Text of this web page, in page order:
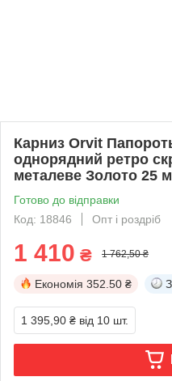
Карниз Orvit
однорядний ретро
металеве Золото 25
Готово до відправки
Код: 18846
Опт і роздріб
1 410 ₴ 1 762,50 ₴
Економія 352.50 ₴
1 395,90 ₴ від 10 шт.